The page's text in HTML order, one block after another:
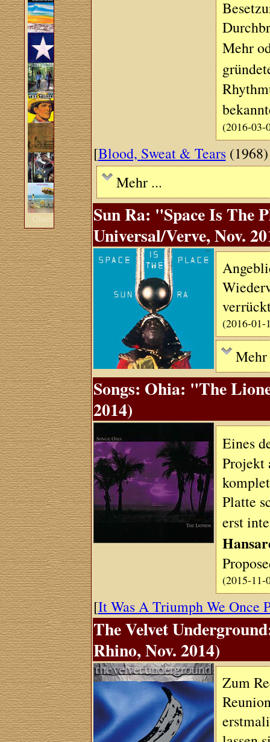
Oben
Mehr
(2016-03-
[Blood, Sweat & Tears
Mehr ...
Sun Ra: "Space Is The
Universal/Verve, Nov.
(2016-01-
Mehr
Songs: Ohia: "The
2014)
Eines
Projekt
Platte
erst
(2015-11-
[It Was A Triumph We Once
The Velvet
Rhino, Nov. 2014)
Zum